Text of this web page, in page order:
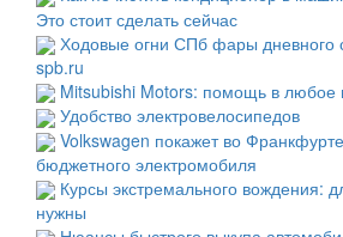
Это стоит сделать сейчас
Ходовые огни СПб фары дневного
spb.ru
Mitsubishi Motors: помощь в любое
Удобство электровелосипедов
Volkswagen покажет во
бюджетного электромобиля
Курсы экстремального вождения:
нужны